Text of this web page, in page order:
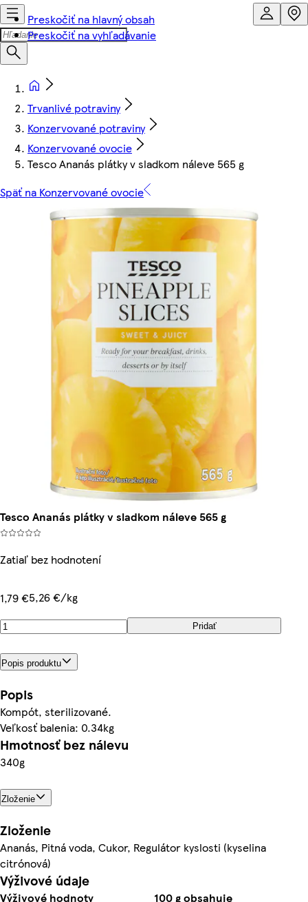
Preskočiť na hlavný obsah
Preskočiť na vyhľadávanie
Trvanlivé potraviny
Konzervované potraviny
Konzervované ovocie
Tesco Ananás plátky v sladkom náleve 565 g
Späť na Konzervované ovocie
Tesco Ananás plátky v sladkom náleve 565 g
Zatiaľ bez hodnotení
1,79 €5,26 €/kg
Pridať
Popis produktu
Popis
Kompót, sterilizované.
Veľkosť balenia: 0.34kg
Hmotnosť bez nálevu
340g
Zloženie
Zloženie
Ananás, Pitná voda, Cukor, Regulátor kyslosti (kyselina
citrónová)
Výživové údaje
Výživové hodnoty
100 g obsahuje